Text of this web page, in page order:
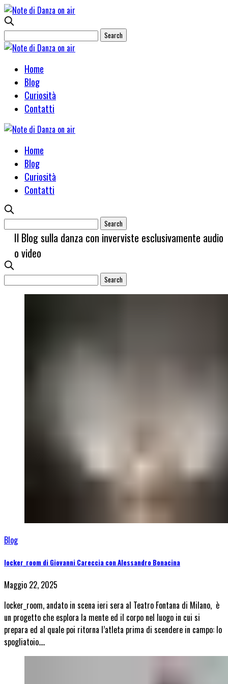
Home
Blog
Curiosità
Contatti
Home
Blog
Curiosità
Contatti
Il Blog sulla danza con inverviste esclusivamente audio
o video
Blog
locker_room di Giovanni Careccia con Alessandro Bonacina
Maggio 22, 2025
locker_room, andato in scena ieri sera al Teatro Fontana di Milano, è
un progetto che esplora la mente ed il corpo nel luogo in cui si
prepara ed al quale poi ritorna l’atleta prima di scendere in campo: lo
spogliatoio.…